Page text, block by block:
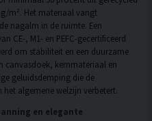
m². Het materiaal vangt
nagalm in de ruimte. Een
CE-, M1- en PEFC-gecertificeerd
om stabiliteit en een duurzame
canvasdoek, kernmateriaal en
geluidsdemping die de
algemene welzijn verbetert.
en elegante